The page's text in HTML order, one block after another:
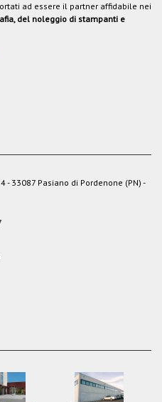
ad essere il partner affidabile nei
del noleggio di stampanti e
- 33087 Pasiano di Pordenone (PN) -